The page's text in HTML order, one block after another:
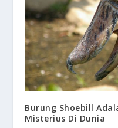
Burung Shoebill
Misterius Di Dunia